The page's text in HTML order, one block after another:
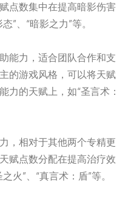
点数集中在提高暗影伤害
”、“暗影之力”等。
能力，适合团队合作和支
的游戏风格，可以将天赋
力的天赋上，如“圣言术：
，相对于其他两个专精更
赋点数分配在提高治疗效
火”、“真言术：盾”等。